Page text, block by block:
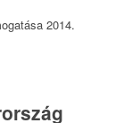
2014.